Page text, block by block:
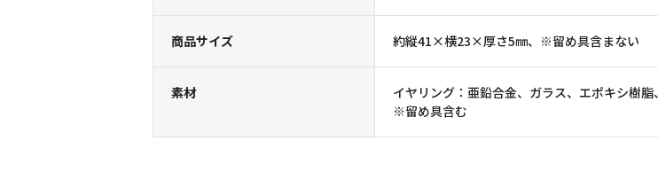
商品サイズ 約縦41×横23×厚さ5㎜、※留め具含まない
素材
イヤリング：亜鉛合金、ガラス、エポキシ樹
※留め具含む